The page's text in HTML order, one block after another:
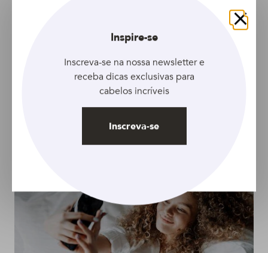
5 livros sobre
feminino que podem
te ajudar na transição
5 dificuldades da
transição capilar e
como superá-las com
Fechar
Inspire-se
Inscreva-se na nossa newsletter e
receba dicas exclusivas para
cabelos incríveis
Inscreva-se